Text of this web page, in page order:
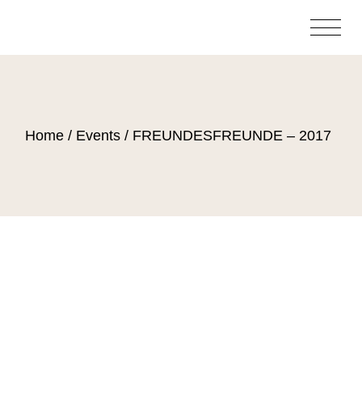
Home Events FREUNDESFREUNDE – 2017